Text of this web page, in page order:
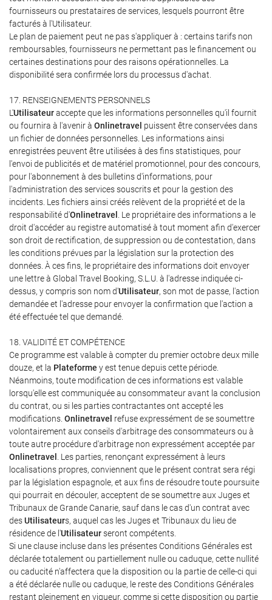
fournisseurs ou prestataires de services, lesquels pourront être
facturés à l'Utilisateur.
Le plan de paiement peut ne pas s'appliquer à : certains tarifs non
remboursables, fournisseurs ne permettant pas le financement ou
certaines destinations pour des raisons opérationnelles. La
disponibilité sera confirmée lors du processus d'achat.
17. RENSEIGNEMENTS PERSONNELS
L'Utilisateuraccepte que les informations personnelles qu'il fournit
ou fournira à l'avenir à Onlinetravel puissent être conservées dans
un fichier de données personnelles. Les informations ainsi
enregistrées peuvent être utilisées à des fins statistiques, pour
l'envoi de publicités et de matériel promotionnel, pour des concours,
pour l'abonnement à des bulletins d'informations, pour
l'administration des services souscrits et pour la gestion des
incidents. Les fichiers ainsi créés relèvent de la propriété et de la
responsabilité d'Onlinetravel
. Le propriétaire des informations a le
droit d'accéder au registre automatisé à tout moment afin d'exercer
son droit de rectification, de suppression ou de contestation, dans
les conditions prévues par la législation sur la protection des
données. À ces fins, le propriétaire des informations doit envoyer
une lettre à Global Travel Booking, S.L.U. à l'adresse indiquée ci-
dessus, y compris son nom d'Utilisateur, son mot de passe, l'action
demandée et l'adresse pour envoyer la confirmation que l'action a
été effectuée tel que demandé.
18. VALIDITÉ ET COMPÉTENCE
Ce programme est valable à compter du premier octobre deux mille
douze, et la Plateforme y est tenue depuis cette période.
Néanmoins, toute modification de ces informations est valable
lorsqu'elle est communiquée au consommateur avant la conclusion
du contrat, ou si les parties contractantes ont accepté les
modifications. Onlinetravel refuse expressément de se soumettre
volontairement aux conseils d'arbitrage des consommateurs ou à
toute autre procédure d'arbitrage non expressément acceptée par
Onlinetravel
. Les parties, renonçant expressément à leurs
localisations propres, conviennent que le présent contrat sera régi
par la législation espagnole, et aux fins de résoudre toute poursuite
qui pourrait en découler, acceptent de se soumettre aux Juges et
Tribunaux de Grande Canarie, sauf dans le cas d'un contrat avec
desUtilisateurs, auquel cas les Juges et Tribunaux du lieu de
résidence de l'Utilisateurseront compétents.
Si une clause incluse dans les présentes Conditions Générales est
déclarée totalement ou partiellement nulle ou caduque, cette nullité
ou caducité n'affectera que la disposition ou la partie de celle-ci qui
a été déclarée nulle ou caduque, le reste des Conditions Générales
restant pleinement en vigueur, comme si cette disposition ou partie